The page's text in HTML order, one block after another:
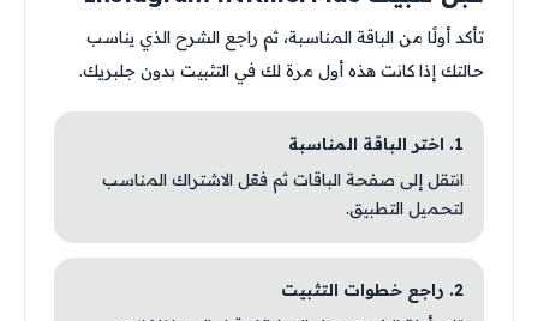
تأكد أولًا من الباقة المناسبة، ثم راجع الشرح الذي يناسب
حالتك إذا كانت هذه أول مرة لك في التثبيت بدون جلبريك.
1. اختر الباقة المناسبة
انتقل إلى صفحة الباقات ثم فعّل الاشتراك المناسب
لتحميل التطبيق.
2. راجع خطوات التثبيت